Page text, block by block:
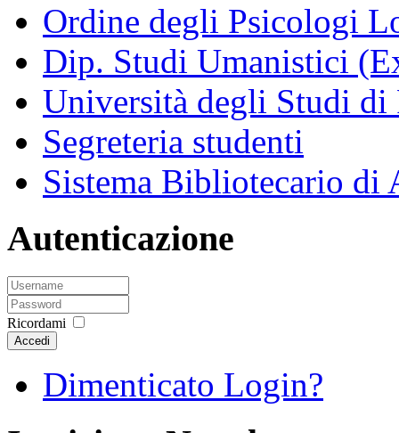
Ordine degli Psicologi
Dip. Studi Umanistici
Università degli Studi di
Segreteria studenti
Sistema Bibliotecario di
Autenticazione
Ricordami
Accedi
Dimenticato Login?